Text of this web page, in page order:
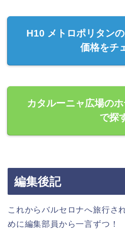
H10 メトロポリタン
価格をチ
カタルーニャ広場の
で探
編集後記
これからバルセロナへ旅行さ
めに編集部員から一言ずつ！